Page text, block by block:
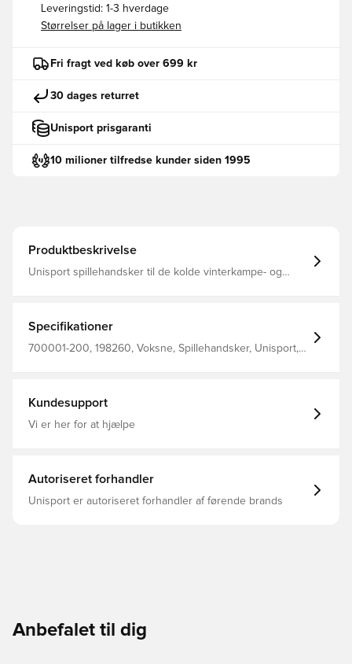
Leveringstid: 1-3 hverdage
Størrelser på lager i butikken
Fri fragt ved køb over 699 kr
30 dages returret
Unisport prisgaranti
10 milioner tilfredse kunder siden 1995
Produktbeskrivelse
Unisport spillehandsker til de kolde vinterkampe- og
gør at du sikkert og effektivt kan ses i mørket Designet
med stilfuldt Unisport-logo på ydersiden Fremstillet i 85%
polyester og 15% elastan.
Specifikationer
700001-200, 198260, Voksne, Spillehandsker, Unisport,
Kundesupport
Vi er her for at hjælpe
Autoriseret forhandler
Unisport er autoriseret forhandler af førende brands
Anbefalet til dig